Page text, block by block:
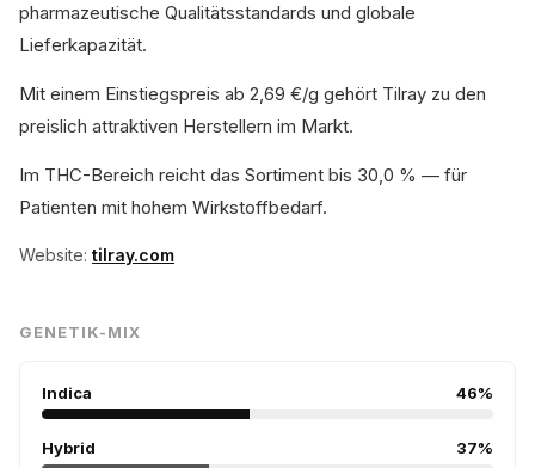
pharmazeutische Qualitätsstandards und globale
Lieferkapazität.
Mit einem Einstiegspreis ab 2,69 €/g gehört Tilray zu den
preislich attraktiven Herstellern im Markt.
Im THC-Bereich reicht das Sortiment bis 30,0 % — für
Patienten mit hohem Wirkstoffbedarf.
Website: tilray.com
GENETIK-MIX
Indica 46%
Hybrid 37%